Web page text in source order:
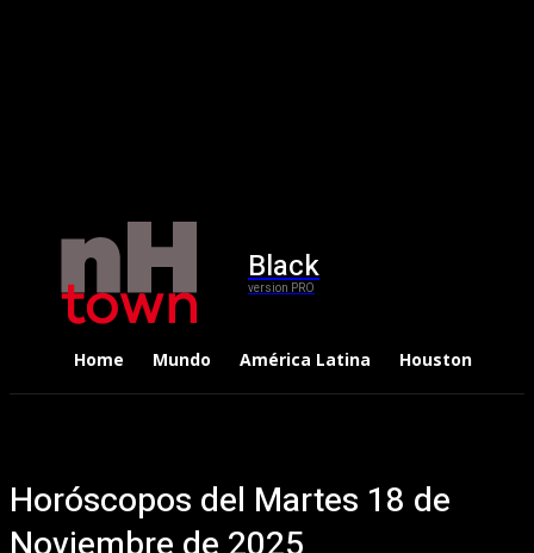
Black
version PRO
Home Mundo América Latina Houston
Horóscopos del Martes 18 de